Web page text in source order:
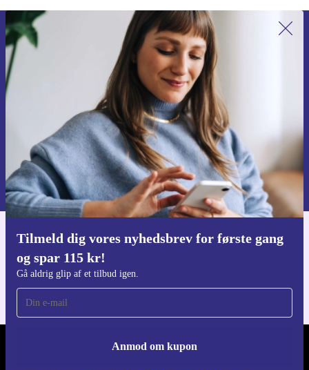
Tilmeld dig vores nyhedsbrev for første gang
og spar 115 kr!
Gå aldrig glip af et tilbud igen.
Anmod om kupon
Tilmeld dig vores nyhedsbrev for
første gang og spar 115 kr!
Gå aldrig glip af et tilbud igen.
Anmod om kupon
Du kan finde information omkring vores brug af personlig data i vores
Privatlivspolitik
Download refurbed appen
REFURBED DANMARK - RETHINK NEW.